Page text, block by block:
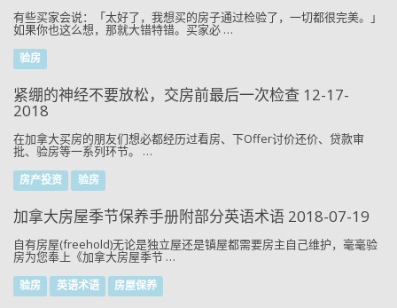
有些买家会说：「太好了，我想买的房子通过检验了，一切都很完美。」
如果你也这么想，那就大错特错。买家必 …
验房
紧绷的神经不要放松，交房前最后一次检查 12-17-
2018
在加拿大买房的朋友们想必都经历过看房、下Offer讨价还价、贷款审
批、验房等一系列环节。 …
房产投资 验房
加拿大房屋季节保养手册附部分英语术语 2018-07-19
自有房屋(freehold)无论是独立屋还是镇屋都需要房主自己维护，毫毫验
房为您奉上《加拿大房屋季节 …
验房 英语术语 房屋保养